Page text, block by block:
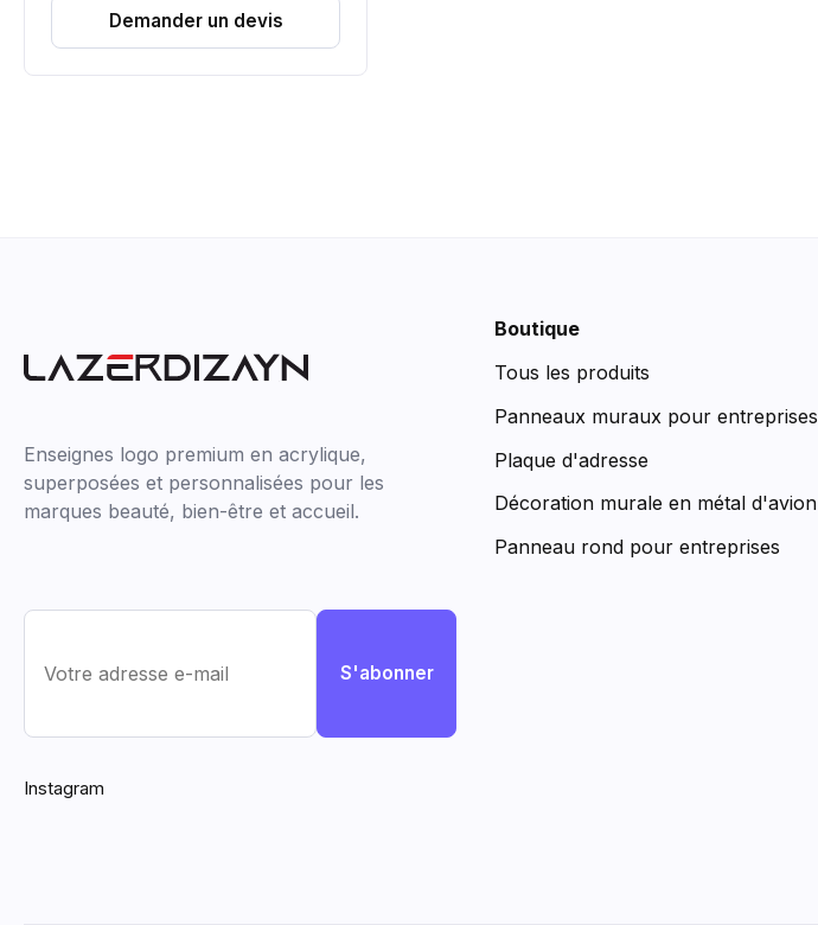
Demander un devis
Indiquez votre e-mail et nous afficherons ci-dessous
Enseignes logo premium en acrylique,
superposées et personnalisées pour les
marques beauté, bien-être et accueil.
S'abonner
Instagram
Boutique
Tous les produits
Panneaux muraux pour entreprises
Plaque d'adresse
Décoration murale en métal d'avion
Panneau rond pour entreprises